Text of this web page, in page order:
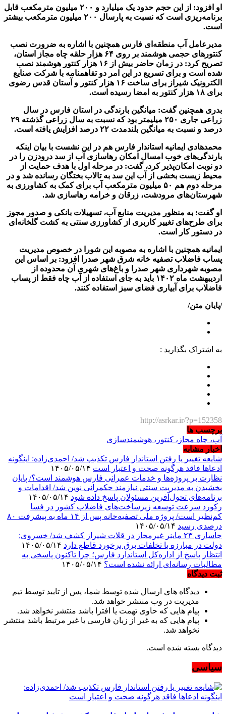
او افزود: از این حجم حدود یک میلیارد و ۲۰۰ میلیون مترمکعب قابل
برنامه‌ریزی است که نسبت به پارسال ۲۰۰ میلیون مترمکعب بیشتر
است.
مدیرعامل آب منطقه‌ای فارس همچنین با اشاره به ضرورت نصب
کنتور‌های حجمی هوشمند بر روی ۶۴ هزار حلقه چاه مجاز استان،
تصریح کرد: در زمان حاضر بیش از ۱۶ هزار کنتور هوشمند نصب
شده است و برای تسریع در این امر دو تفاهمنامه با شرکت صنایع
الکترونیک شیراز برای ساخت ۱۶ هزار کنتور و آستان قدس رضوی
برای ۱۸ هزار کنتور به امضا رسیده است.
بدری همچنین گفت: میانگین بارندگی در استان فارس در سال
زراعی جاری ۲۵۰ میلیمتر بود که نسبت به سال زراعی گذشته ۲۹
درصد و نسبت به میانگین بلندمدت ۲۲ درصد افزایش یافته است.
محمدهادی ایمانیه استاندار فارس هم در این نشست با بیان اینکه
بارندگی‌های خوب امسال امکان رهاسازی آب از سد درودزن را در
دو نوبت امکان‌پذیر کرد، گفت: در مرحله اول با هدف حمایت از
محیط زیست بخشی از آب این سد به تالاب بختگان رسانده شد و در
مرحله دوم هم ۵۰ میلیون مترمکعب آب برای کمک به کشاورزی به
شهرستان‌های مرودشت، زرقان و خرامه رهاسازی شد.
او گفت: به منظور مدیریت منابع آب، تسهیلات بانکی و صدور مجوز
برای طرح‌های تغییر کاربری از کشاورزی سنتی به کشت گلخانه‌ای
در دستور کار است.
ایمانیه همچنین با اشاره به مصوبه این شورا در خصوص مدیریت
پساب فاضلاب تصفیه خانه شرق شهر صدرا افزود: بر اساس این
مصوبه شهرداری شهر صدرا و باغ‌های شهری آن محدوده از
اردیبهشت ماه ۱۴۰۲ باید به جای استفاده از آب چاه فقط از پساب
فاضلاب برای آبیاری فضای سبز استفاده کنند.
/پایان متن/
به اشتراک بگذارید :
http://asrkar.ir/?p=152358
برچسب ها
آب، چاه مجاز، کنتور، هوشمندسازی
اخبار مشابه
شایعه تغییر یا رفتن استاندار فارس تکذیب شد/ احمدی‌زاده: اینگونه
ادعاها فاقد هرگونه صحت و اعتبار است
نظارت بر پروژه‌ها و خدمات عمرانی فارس هوشمند است؟/ پایان
بخشیدن به مدیریت سنتی نیازمند حکمرانی نوین شد/ اقدامات و
برنامه‌های تحول‌آفرین مسئولان پاسخ داده شود
رکورد سرعت توسعه زیرساخت‌های فاضلاب کشور در فسا
کم‌نظیر است/ پروژه ملی تصفیه‌خانه پس از ۱۴ ماه به پیشرفت ۸۰
درصدی رسید
جاسازی ۲۳ ماینر غیرمجاز در قلات شیراز کشف شد/ خسروی:
دولت در مبارزه با تخلفات برق برخورد قاطع دارد
انتظار پاسخ از اداره‌کل استاندارد فارس؛ چرا تاکنون پاسخی به
مطالبات رسانه‌ای ارائه نشده است؟
ثبت دیدگاه
دیدگاه های ارسال شده توسط شما، پس از تایید توسط تیم
مدیریت در وب منتشر خواهد شد.
پیام هایی که حاوی تهمت یا افترا باشد منتشر نخواهد شد.
پیام هایی که به غیر از زبان فارسی یا غیر مرتبط باشد منتشر
نخواهد شد.
دیدگاه بسته شده است.
سیاسی